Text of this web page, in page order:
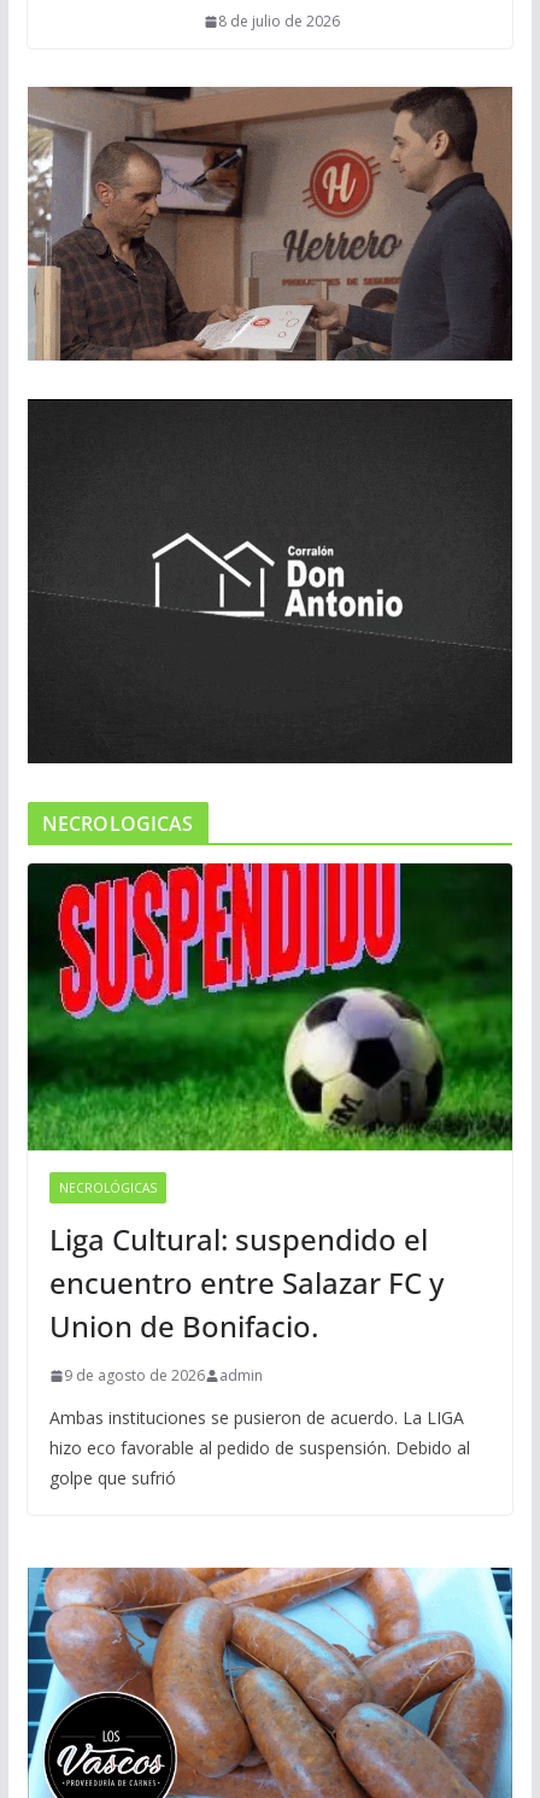
8 de julio de 2026
NECROLOGICAS
NECROLÓGICAS
Liga Cultural: suspendido el
encuentro entre Salazar FC y
Union de Bonifacio.
9 de agosto de 2026 admin
Ambas instituciones se pusieron de acuerdo. La LIGA
hizo eco favorable al pedido de suspensión. Debido al
golpe que sufrió